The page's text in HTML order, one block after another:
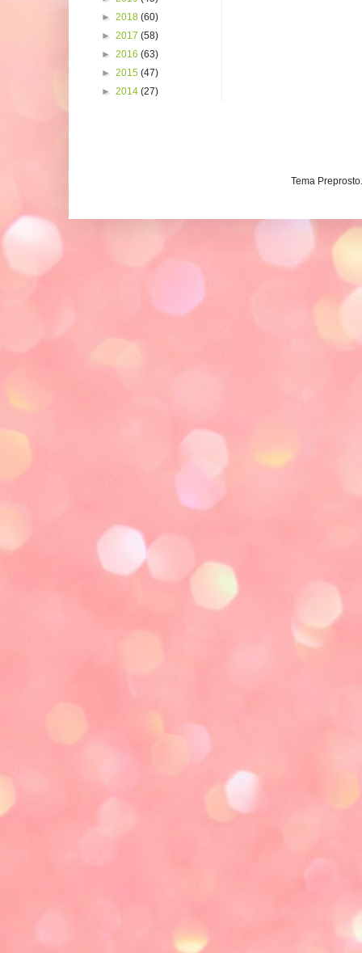
► 2018 (60)
► 2017 (58)
► 2016 (63)
► 2015 (47)
► 2014 (27)
Tema